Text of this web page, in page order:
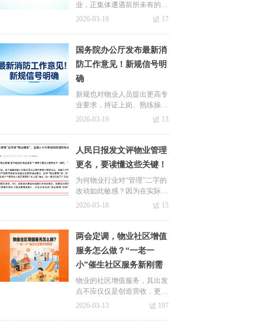
业，正集体遭遇前所未有的盈
利寒冬。
넶 17
2026-03-19
国务院办公厅发布最新消
防工作意见！新规信号明
确
新规也对物业人员提出更高专
业要求，持证上岗、熟练操作
设备，不仅是合规底线，更会
力。
넶 13
2026-03-19
人民日报发文评物业管理
更名，要读懂这些关键！
为何物业行业对“管理”二字的
改动如此敏感？因为在实际运
作中，这两个字是物业在难以
不得不做出的无奈之举。
图片alt标签：物业管理更名
넶 15
2026-03-18
两会定调，物业社区增值
服务怎么做？“一老一
小”催生社区服务新刚需
物业的社区增值服务，其出发
点不应仅仅是创造营收，更应
着眼于精准解决社区居民日常
过提供更优质、更丰富、更便
넶 197
2026-03-13
极致动态
合作案例
九游会国际的简介
关于极致 新闻中心